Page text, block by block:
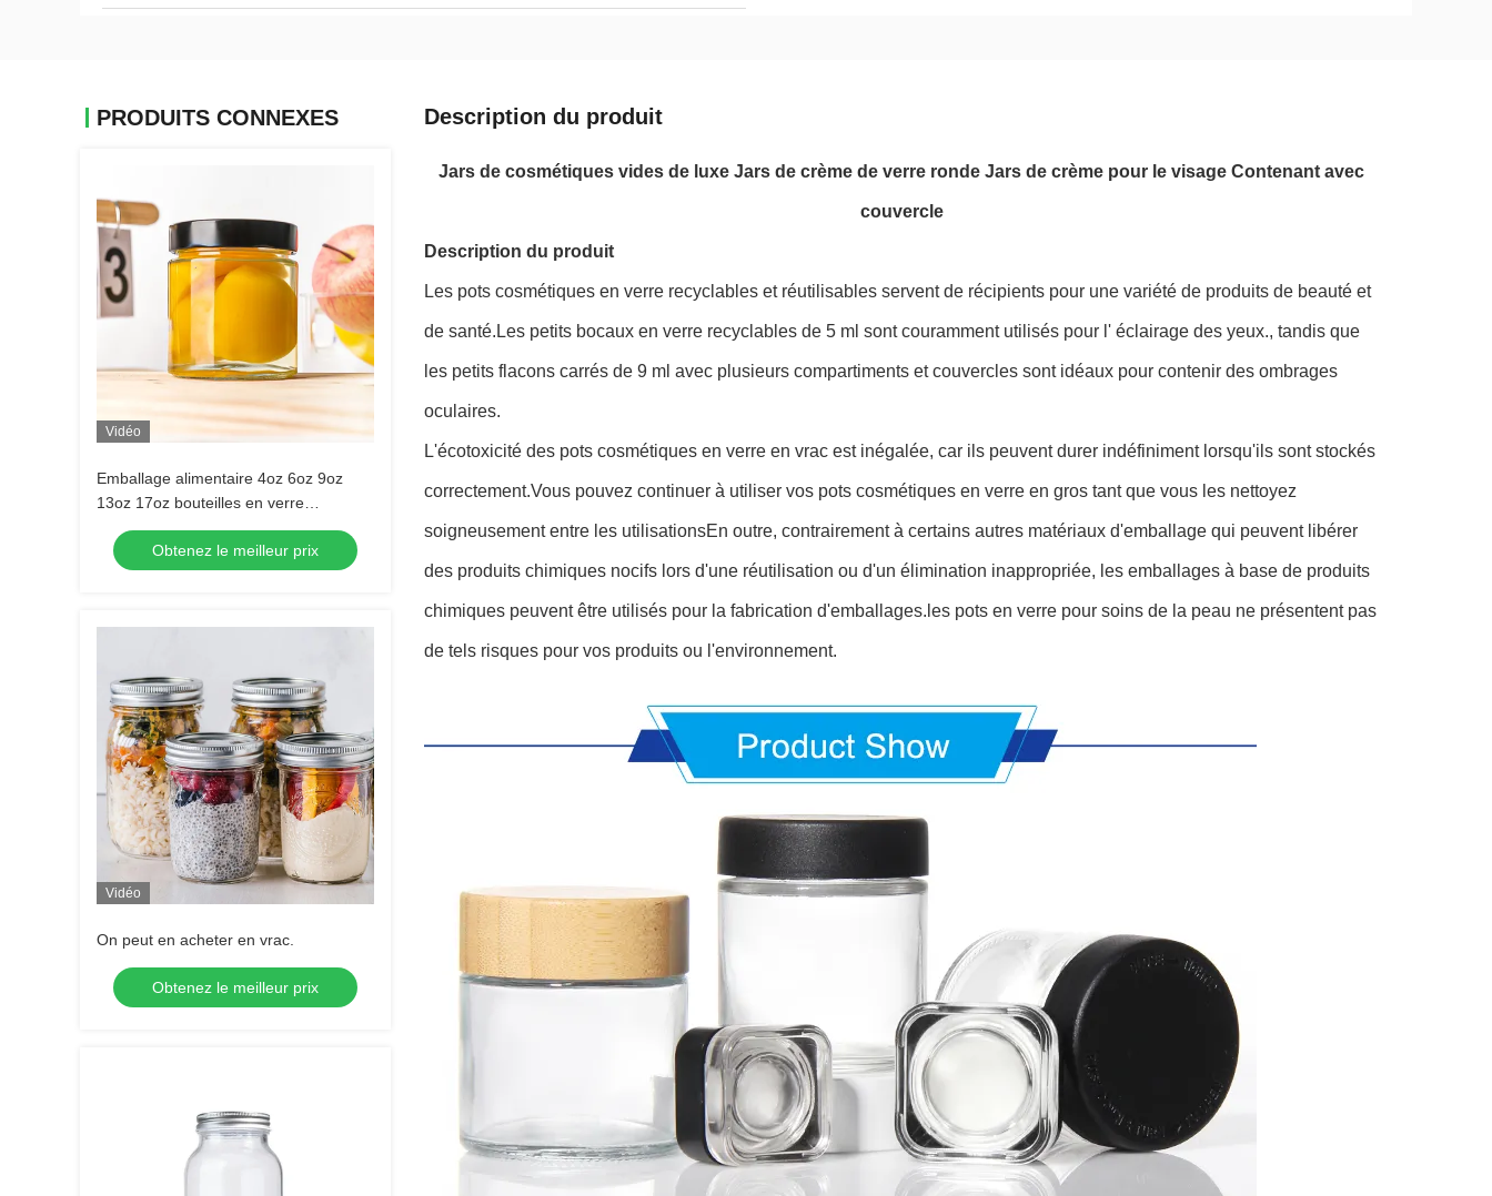
PRODUITS CONNEXES
Vidéo
Emballage alimentaire 4oz 6oz 9oz
13oz 17oz bouteilles en verre
transparent avec bouchon en métal
Obtenez le meilleur prix
Vidéo
On peut en acheter en vrac.
Obtenez le meilleur prix
Description du produit
Jars de cosmétiques vides de luxe Jars de crème de verre ronde Jars de crème pour le visage Contenant avec
couvercle
Description du produit
Les pots cosmétiques en verre recyclables et réutilisables servent de récipients pour une variété de produits de beauté et
de santé.Les petits bocaux en verre recyclables de 5 ml sont couramment utilisés pour l' éclairage des yeux., tandis que
les petits flacons carrés de 9 ml avec plusieurs compartiments et couvercles sont idéaux pour contenir des ombrages
oculaires.
L'écotoxicité des pots cosmétiques en verre en vrac est inégalée, car ils peuvent durer indéfiniment lorsqu'ils sont stockés
correctement.Vous pouvez continuer à utiliser vos pots cosmétiques en verre en gros tant que vous les nettoyez
soigneusement entre les utilisationsEn outre, contrairement à certains autres matériaux d'emballage qui peuvent libérer
des produits chimiques nocifs lors d'une réutilisation ou d'un élimination inappropriée, les emballages à base de produits
chimiques peuvent être utilisés pour la fabrication d'emballages.les pots en verre pour soins de la peau ne présentent pas
de tels risques pour vos produits ou l'environnement.